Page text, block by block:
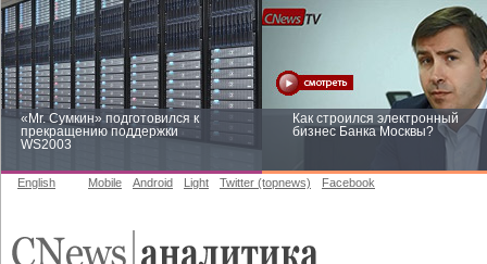
«Mr. Сумкин» подготовился к
прекращению поддержки
WS2003
Как строился электронный
бизнес Банка Москвы?
English Mobile Android Light Twitter (topnews) Facebook